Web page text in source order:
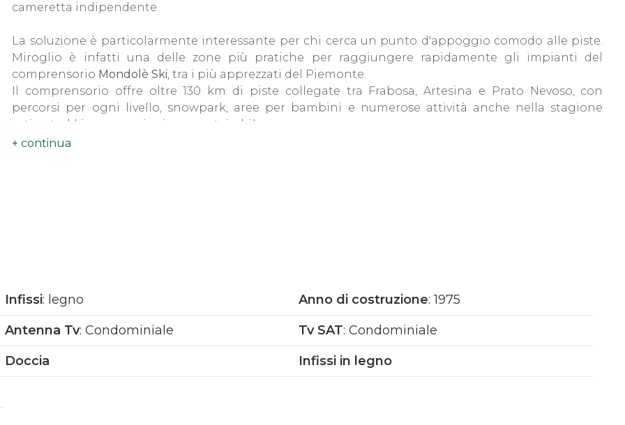
cameretta indipendente.
La soluzione è particolarmente interessante per chi cerca un punto d'appoggio comodo alle piste.
Miroglio è infatti una delle zone più pratiche per raggiungere rapidamente gli impianti del
comprensorio Mondolè Ski, tra i più apprezzati del Piemonte.
Il comprensorio offre oltre 130 km di piste collegate tra Frabosa, Artesina e Prato Nevoso, con
percorsi per ogni livello, snowpark, aree per bambini e numerose attività anche nella stagione
estiva: trekking, escursioni e mountain bike.
Ideale per:
Infissi: legno Anno di costruzione: 1975
Antenna Tv: Condominiale Tv SAT: Condominiale
Doccia
Infissi in legno